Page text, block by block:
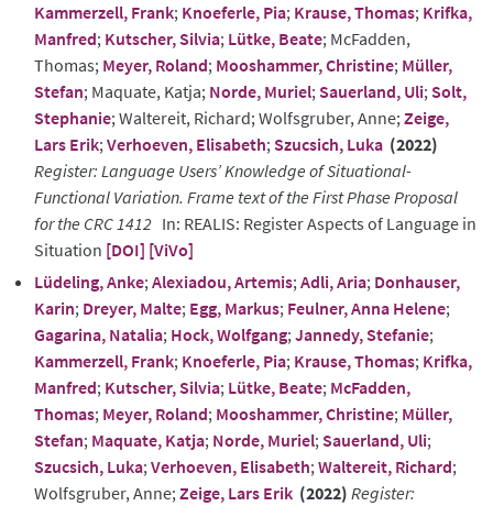
Kammerzell, Frank; Knoeferle, Pia; Krause, Thomas; Krifka,
Manfred; Kutscher, Silvia; Lütke, Beate; McFadden,
Thomas; Meyer, Roland; Mooshammer, Christine; Müller,
Stefan; Maquate, Katja; Norde, Muriel;Sauerland, Uli;Solt,
Stephanie; Waltereit, Richard; Wolfsgruber, Anne;Zeige,
Lars Erik;Verhoeven, Elisabeth;Szucsich, Luka (2022)
Register: Language Users’ Knowledge of Situational-
Functional Variation. Frame text of the First Phase Proposal
for the CRC 1412 In: REALIS: Register Aspects of Language in
Situation [DOI] [ViVo]
Lüdeling, Anke;Alexiadou, Artemis;Adli, Aria; Donhauser,
Karin; Dreyer, Malte; Egg, Markus; Feulner, Anna Helene;
Gagarina, Natalia; Hock, Wolfgang;Jannedy, Stefanie;
Kammerzell, Frank; Knoeferle, Pia; Krause, Thomas; Krifka,
Manfred; Kutscher, Silvia; Lütke, Beate; McFadden,
Thomas; Meyer, Roland; Mooshammer, Christine; Müller,
Stefan; Maquate, Katja; Norde, Muriel;Sauerland, Uli;
Szucsich, Luka;Verhoeven, Elisabeth;Waltereit, Richard;
Wolfsgruber, Anne;Zeige, Lars Erik (2022) Register: